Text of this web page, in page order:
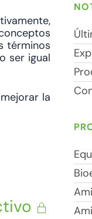
términos
ser igual
la